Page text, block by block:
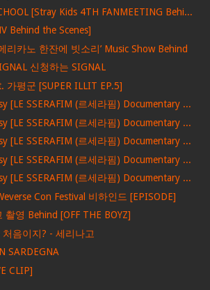
[Stray Kids 4TH FANMEETING Behi...
Behind the Scenes]
리카노 한잔에 빗소리’ Music Show Behind
신청하는 SIGNAL
가평군 [SUPER ILLIT EP.5]
[LE SSERAFIM (르세라핌) Documentary ...
[LE SSERAFIM (르세라핌) Documentary ...
[LE SSERAFIM (르세라핌) Documentary ...
[LE SSERAFIM (르세라핌) Documentary ...
[LE SSERAFIM (르세라핌) Documentary ...
Con Festival 비하인드 [EPISODE]
영 Behind [OFF THE BOYZ]
음이지? - 세리나고
SARDEGNA
CLIP]